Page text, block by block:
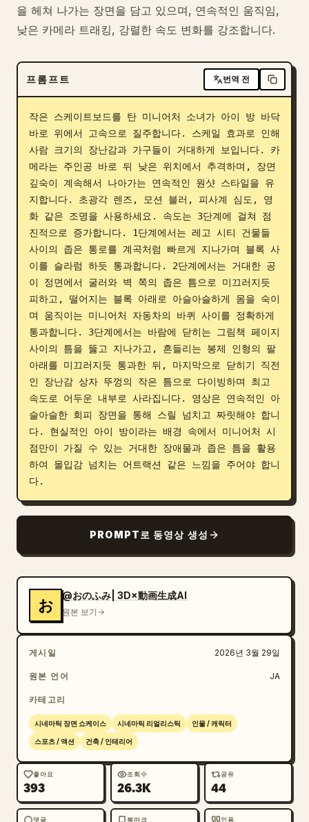
을 헤쳐 나가는 장면을 담고 있으며, 연속적인 움직임,
낮은 카메라 트래킹, 강렬한 속도 변화를 강조합니다.
프롬프트 번역 전
작은 스케이트보드를 탄 미니어처 소녀가 아이 방 바닥
바로 위에서 고속으로 질주합니다. 스케일 효과로 인해
사람 크기의 장난감과 가구들이 거대하게 보입니다. 카
메라는 주인공 바로 뒤 낮은 위치에서 추격하며, 장면
깊숙이 계속해서 나아가는 연속적인 원샷 스타일을 유
지합니다. 초광각 렌즈, 모션 블러, 피사계 심도, 영
화 같은 조명을 사용하세요. 속도는 3단계에 걸쳐 점
진적으로 증가합니다. 1단계에서는 레고 시티 건물들
사이의 좁은 통로를 계곡처럼 빠르게 지나가며 블록 사
이를 슬라럼 하듯 통과합니다. 2단계에서는 거대한 공
이 정면에서 굴러와 벽 쪽의 좁은 틈으로 미끄러지듯
피하고, 떨어지는 블록 아래로 아슬아슬하게 몸을 숙이
며 움직이는 미니어처 자동차의 바퀴 사이를 정확하게
통과합니다. 3단계에서는 바람에 닫히는 그림책 페이지
사이의 틈을 뚫고 지나가고, 흔들리는 봉제 인형의 팔
아래를 미끄러지듯 통과한 뒤, 마지막으로 닫히기 직전
인 장난감 상자 뚜껑의 작은 틈으로 다이빙하며 최고
속도로 어두운 내부로 사라집니다. 영상은 연속적인 아
슬아슬한 회피 장면을 통해 스릴 넘치고 짜릿해야 합니
다. 현실적인 아이 방이라는 배경 속에서 미니어처 시
점만이 가질 수 있는 거대한 장애물과 좁은 틈을 활용
하여 몰입감 넘치는 어트랙션 같은 느낌을 주어야 합니
다.
PROMPT로 동영상 생성
お
@おのふみ| 3D×動画生成AI
원본 보기
게시일 2026년 3월 29일
원본 언어 JA
카테고리
시네마틱 장면 쇼케이스 시네마틱 리얼리스틱 인물 / 캐릭터
스포츠 / 액션 건축 / 인테리어
좋아요
393
조회수
26.3K
공유
44
댓글 북마크 인용